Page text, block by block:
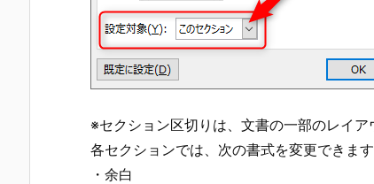
※セクション区切りは、文書の一部のレイア
各セクションでは、次の書式を変更できます
・余白